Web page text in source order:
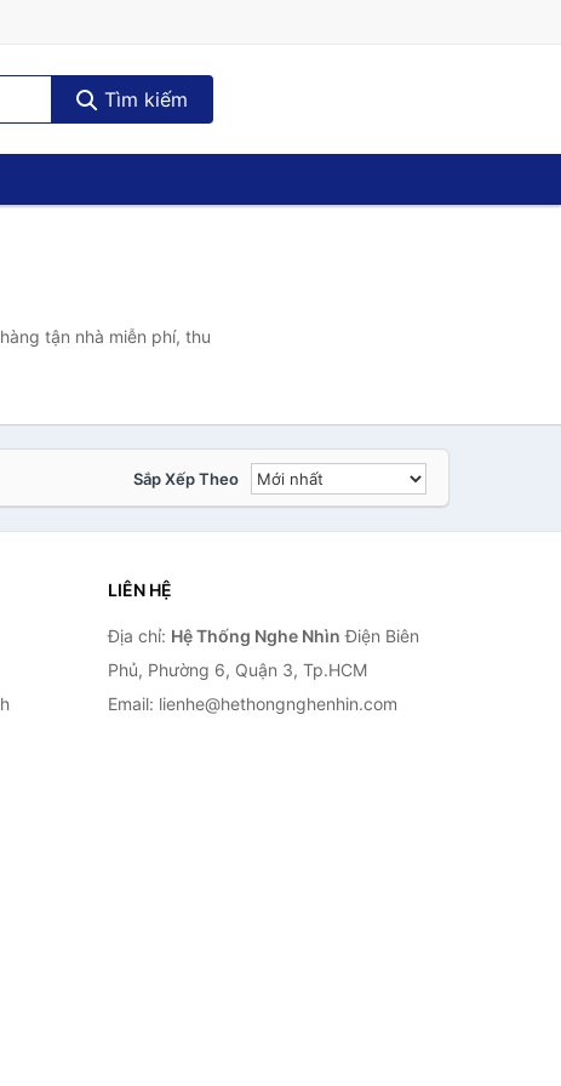
Tìm kiếm
tận nhà miễn phí, thu
Sắp Xếp Theo
LIÊN HỆ
Địa chỉ: Hệ Thống Nghe Nhìn Điện Biên
Phủ, Phường 6, Quận 3, Tp.HCM
Email: lienhe@hethongnghenhin.com